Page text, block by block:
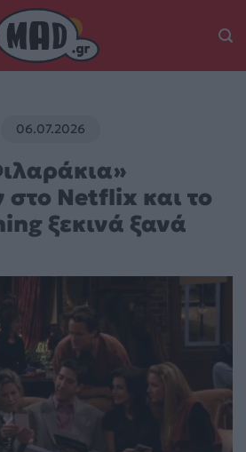
06.07.2026
στο Netflix και το
ξεκινά ξανά